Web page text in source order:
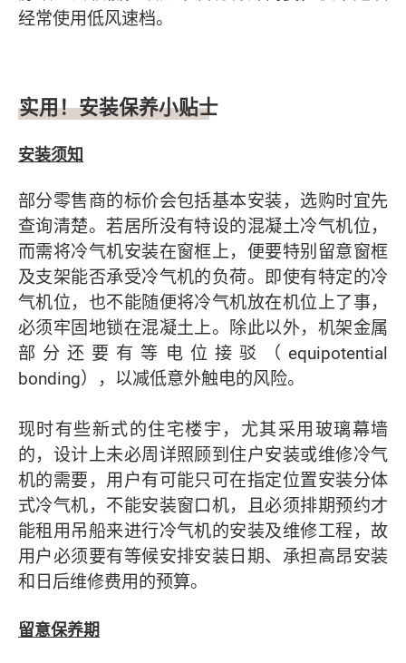
经常使用低风速档。
实用！安装保养小贴士
安装须知
部分零售商的标价会包括基本安装，选购时宜先
查询清楚。若居所没有特设的混凝土冷气机位，
而需将冷气机安装在窗框上，便要特别留意窗框
及支架能否承受冷气机的负荷。即使有特定的冷
气机位，也不能随便将冷气机放在机位上了事，
必须牢固地锁在混凝土上。除此以外，机架金属
部分还要有等电位接驳（equipotential
bonding），以减低意外触电的风险。
现时有些新式的住宅楼宇，尤其采用玻璃幕墙
的，设计上未必周详照顾到住户安装或维修冷气
机的需要，用户有可能只可在指定位置安装分体
式冷气机，不能安装窗口机，且必须排期预约才
能租用吊船来进行冷气机的安装及维修工程，故
用户必须要有等候安排安装日期、承担高昂安装
和日后维修费用的预算。
留意保养期